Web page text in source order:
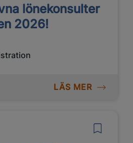
lönekonsulter
2026!
LÄS MER